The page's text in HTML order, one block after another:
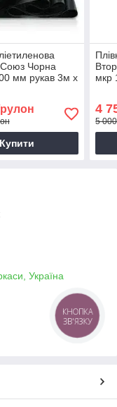
Союз Чорна
мм рукав 3м х
Купити
мкр
4
5
Україна
КНОПКА
ЗВ'ЯЗКУ